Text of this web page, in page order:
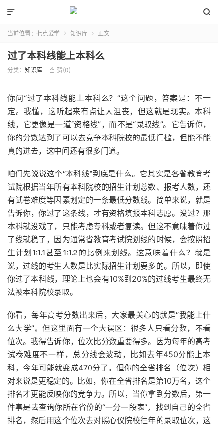


当前位置： 七点爱学  知识库  正文
过了本科线能上本科么
分类： 知识库  赞(0)
你问“过了本科线能上本科么？”这个问题，答案是：不一
定。我懂，这听起来有点让人沮丧，但这就是现实。本科
线，它更像是一道“资格线”，而不是“录取线”。它告诉你，
你的分数达到了可以去竞争本科院校的最低门槛，但能不能
真的进去，这中间还有很多门道。
咱们先说说这个“本科线”到底是什么。它其实是各省教育考
试院根据当年所有本科院校的招生计划总数、报考人数，还
有试卷难度等因素划定的一条最低分数线。简单来说，就是
告诉你，你过了这条线，才有资格填报本科志愿。没过？那
本科就没戏了，只能考虑专科或者复读。但这不意味着你过
了线就稳了，因为通常省教育考试院划线的时候，会按照招
生计划1:1.1甚至1:1.2的比例来划线。这意味着什么？就是
说，过线的考生人数是比实际招生计划要多的。所以，即使
你过了本科线，理论上也会有10%到20%的过线考生最终无
法被本科院校录取。
你看，每年高考分数出来后，大家最关心的就是“我能上什
么大学”。但这里面有一个大误区：很多人只看分数，不看
位次。我得告诉你，位次比分数重要得多。因为每年的高考
试卷难度不一样，总分线会波动，比如去年450分能上本
科，今年可能就变成470分了。但你的全省排名（位次）相
对来说是更稳定的。比如，你在全省排名是第10万名，这个
排名才更能反映你的竞争力。所以，当你拿到分数后，第一
件事是去查询你所在省份的“一分一段表”，找到自己的全省
排名，然后用这个位次去对照心仪院校往年的录取位次，这